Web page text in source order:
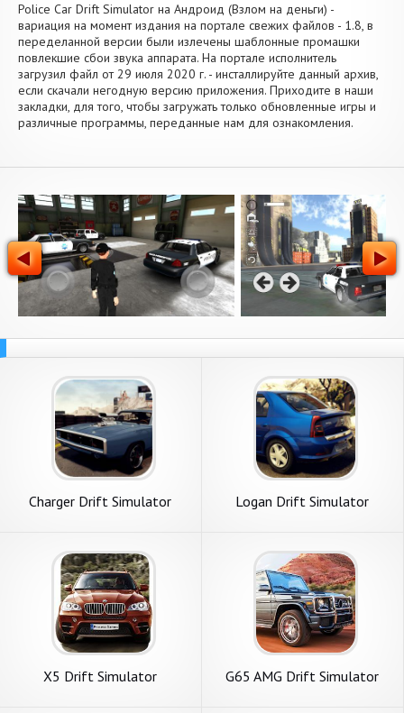
Police Car Drift Simulator на Андроид (Взлом на деньги) -
вариация на момент издания на портале свежих файлов - 1.8, в
переделанной версии были излечены шаблонные промашки
повлекшие сбои звука аппарата. На портале исполнитель
загрузил файл от 29 июля 2020 г. - инсталлируйте данный архив,
если скачали негодную версию приложения. Приходите в наши
закладки, для того, чтобы загружать только обновленные игры и
различные программы, переданные нам для ознакомления.
Charger Drift Simulator Logan Drift Simulator
X5 Drift Simulator G65 AMG Drift Simulator